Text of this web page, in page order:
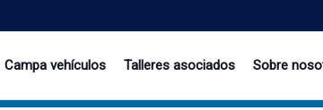
Campa vehículos Talleres asociados Sobre